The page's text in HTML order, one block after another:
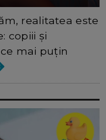
realitatea este
copiii și
mai puțin